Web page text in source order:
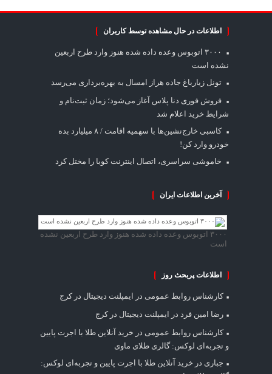
اطلاعات در حال مشاهده توسط کاربران
۳۰۰۰ اتوبوس وعده داده شده هنوز وارد طرح اربعین
نشده است
تونل زیارباغ جاده هراز امسال به بهره‌برداری می‌رسد
فروش فوری دنا پلاس آغاز می‌شود؛ زمان ثبت‌نام و
شرایط خرید اعلام شد
کاسبی خارج‌نشین‌ها با سهمیه اقامت / ۸ میلیارد بده
خودرو وارد کن!
خاموشی سراسری، اتصال اینترنت کوبا را مختل کرد
آخرین اطلاعات ایران
۳۰۰۰ اتوبوس وعده داده شده هنوز وارد طرح اربعین نشده
است
اطلاعات پربحث روز
کارشناس روابط عمومی در
ایمپلنت دیجیتال در کرج
رضا امین فرد در
ایمپلنت دیجیتال در کرج
کارشناس روابط عمومی در خرید آنلاین طلا با اجرت پایین
و تجربه‌ای لوکس: گالری طلای ماوی
جباری در خرید آنلاین طلا با اجرت پایین و تجربه‌ای لوکس: